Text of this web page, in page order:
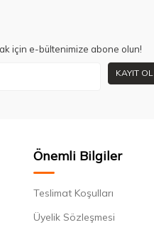
için e-bültenimize abone olun!
KAYIT OL
Önemli Bilgiler
Teslimat Koşulları
Üyelik Sözleşmesi